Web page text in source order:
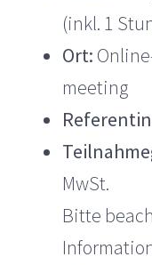
(inkl. 1
Ort:
meeting
MwSt.
Bitte